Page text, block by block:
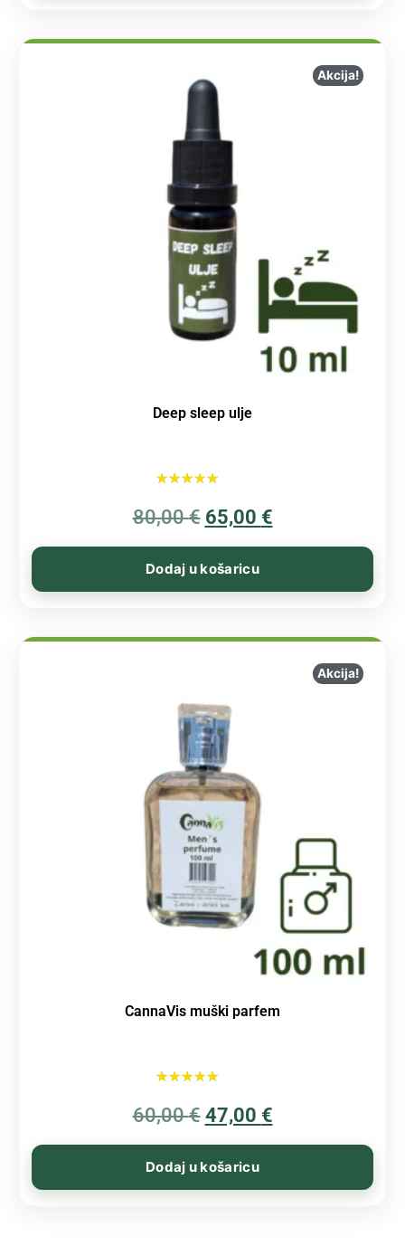
Akcija!
Deep sleep ulje
5.00
od 5
80,00€ 65,00 €
Dodaj u košaricu
Akcija!
CannaVis muški parfem
5.00
od 5
60,00€ 47,00 €
Dodaj u košaricu